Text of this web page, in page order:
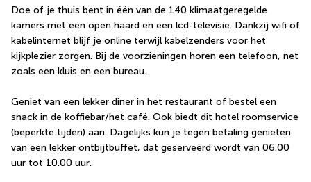
Doe of je thuis bent in één van de 140 klimaatgeregelde
kamers met een open haard en een lcd-televisie. Dankzij wifi of
kabelinternet blijf je online terwijl kabelzenders voor het
kijkplezier zorgen. Bij de voorzieningen horen een telefoon, net
zoals een kluis en een bureau.
Geniet van een lekker diner in het restaurant of bestel een
snack in de koffiebar/het café. Ook biedt dit hotel roomservice
(beperkte tijden) aan. Dagelijks kun je tegen betaling genieten
van een lekker ontbijtbuffet, dat geserveerd wordt van 06.00
uur tot 10.00 uur.